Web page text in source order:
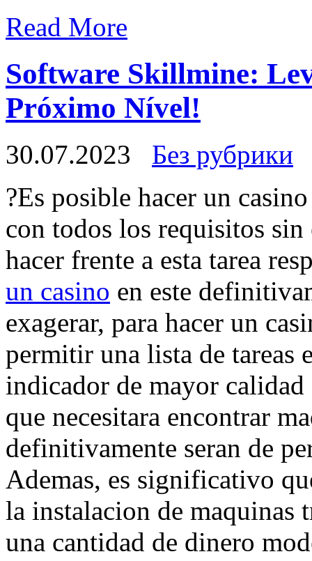
Read More
Software Skillmine:
Próximo Nível!
30.07.2023
Без рубрики
?Es posible hacer un
con todos los requisitos
hacer frente a esta tarea
un casino en este
exagerar, para hacer un
permitir una lista de tareas
indicador de mayor
que necesitara encontrar
definitivamente seran de
Ademas, es significativo
la instalacion de maquinas
una cantidad de dinero